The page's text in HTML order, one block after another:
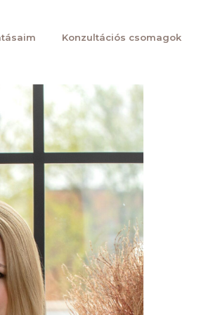
Konzultációs csomagok